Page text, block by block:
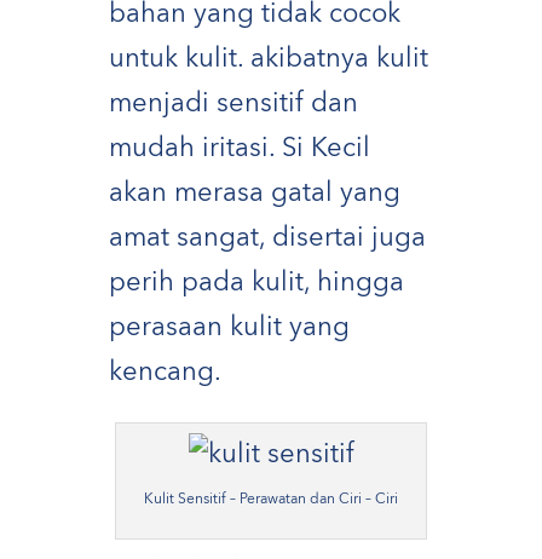
bahan yang tidak cocok
untuk kulit. akibatnya kulit
menjadi sensitif dan
mudah iritasi. Si Kecil
akan merasa gatal yang
amat sangat, disertai juga
perih pada kulit, hingga
perasaan kulit yang
kencang.
Kulit Sensitif – Perawatan dan Ciri – Ciri